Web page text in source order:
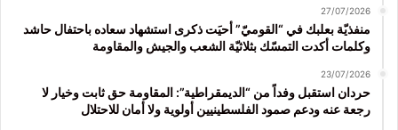
27/07/2026
منفذيّة بعلبك في “القوميّ” أحيَت ذكرى استشهاد سعاده باحتفال حاشد
وكلمات أكدت التمسّك بثلاثيّة الشعب والجيش والمقاومة
23/07/2026
حردان استقبل وفداً من “الديمقراطية”: المقاومة حق ثابت وخيار لا
رجعة عنه ودعم صمود الفلسطينيين أولوية ولا أمان للاحتلال